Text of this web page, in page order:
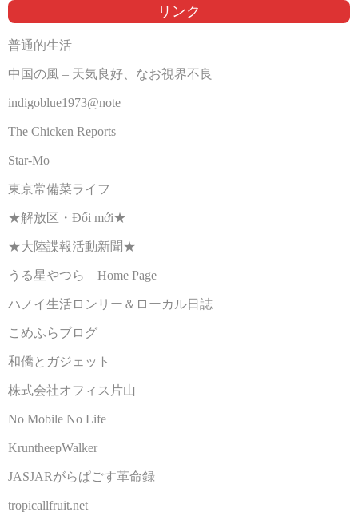
リンク
普通的生活
中国の風 – 天気良好、なお視界不良
indigoblue1973@note
The Chicken Reports
Star-Mo
東京常備菜ライフ
★解放区・Đổi mới★
★大陸諜報活動新聞★
うる星やつら Home Page
ハノイ生活ロンリー＆ローカル日誌
こめふらブログ
和僑とガジェット
株式会社オフィス片山
No Mobile No Life
KruntheepWalker
JASJARがらぱごす革命録
tropicallfruit.net